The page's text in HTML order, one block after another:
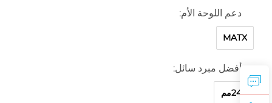
دعم اللوحة الأم:
MATX
أفضل مبرد سائل:
240مم